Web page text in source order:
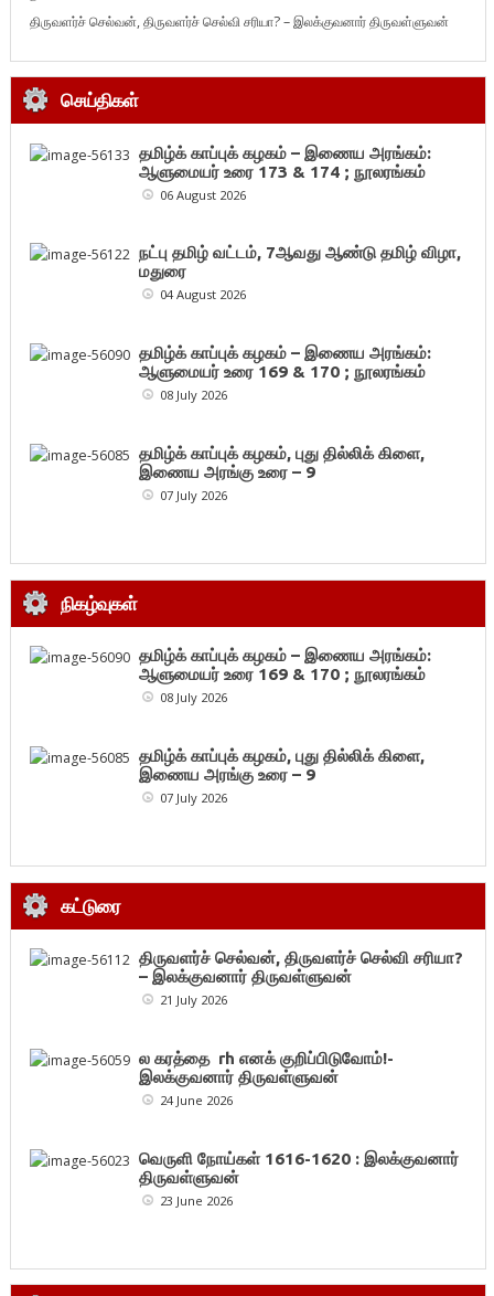
திருவளர்ச் செல்வன், திருவளர்ச் செல்வி சரியா? – இலக்குவனார் திருவள்ளுவன்
செய்திகள்
தமிழ்க் காப்புக் கழகம் – இணைய அரங்கம்:
ஆளுமையர் உரை 173 & 174 ; நூலரங்கம்
06 August 2026
நட்பு தமிழ் வட்டம், 7ஆவது ஆண்டு தமிழ் விழா,
மதுரை
04 August 2026
தமிழ்க் காப்புக் கழகம் – இணைய அரங்கம்:
ஆளுமையர் உரை 169 & 170 ; நூலரங்கம்
08 July 2026
தமிழ்க் காப்புக் கழகம், புது தில்லிக் கிளை,
இணைய அரங்கு உரை – 9
07 July 2026
நிகழ்வுகள்
தமிழ்க் காப்புக் கழகம் – இணைய அரங்கம்:
ஆளுமையர் உரை 169 & 170 ; நூலரங்கம்
08 July 2026
தமிழ்க் காப்புக் கழகம், புது தில்லிக் கிளை,
இணைய அரங்கு உரை – 9
07 July 2026
கட்டுரை
திருவளர்ச் செல்வன், திருவளர்ச் செல்வி சரியா?
– இலக்குவனார் திருவள்ளுவன்
21 July 2026
ல கரத்தை rh எனக் குறிப்பிடுவோம்!-
இலக்குவனார் திருவள்ளுவன்
24 June 2026
வெருளி நோய்கள் 1616-1620 : இலக்குவனார்
திருவள்ளுவன்
23 June 2026